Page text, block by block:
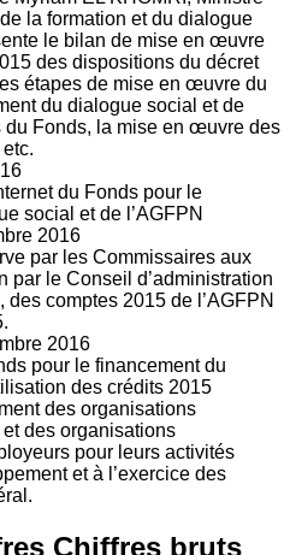
la formation et du dialogue
le bilan de mise en œuvre
des dispositions du décret
étapes de mise en œuvre du
du dialogue social et de
du Fonds, la mise en œuvre des
du Fonds pour le
social et de l’AGFPN
2016
par les Commissaires aux
par le Conseil d’administration
comptes 2015 de l’AGFPN
2016
pour le financement du
des crédits 2015
des organisations
des organisations
pour leurs activités
et à l’exercice des
Chiffres bruts